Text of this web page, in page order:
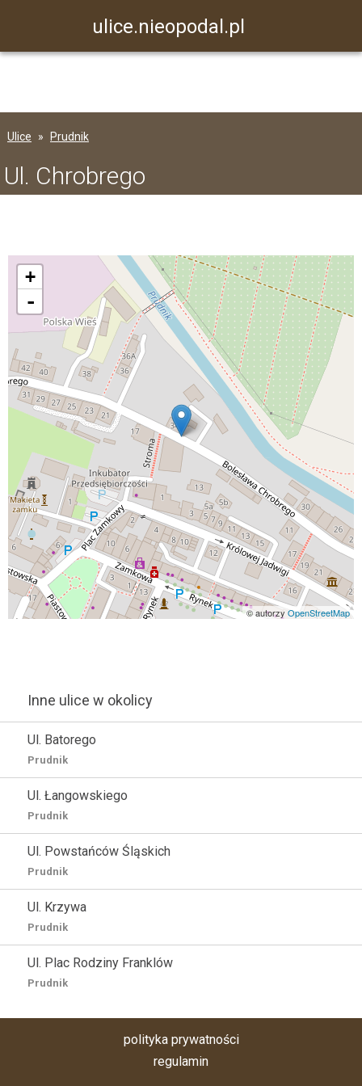
ulice.nieopodal.pl
Ulice Prudnik
Ul. Chrobrego
+
-
© autorzyOpenStreetMap
Inne ulice w okolicy
Ul. Batorego
Prudnik
Ul. Łangowskiego
Prudnik
Ul. Powstańców Śląskich
Prudnik
Ul. Krzywa
Prudnik
Ul. Plac Rodziny Franklów
Prudnik
polityka prywatności
regulamin